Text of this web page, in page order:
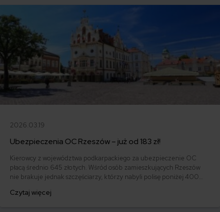
2026.03.19
Ubezpieczenia OC Rzeszów – już od 183 zł!
Kierowcy z województwa podkarpackiego za ubezpieczenie OC
płacą średnio 645 złotych. Wśród osób zamieszkujących Rzeszów
nie brakuje jednak szczęściarzy, którzy nabyli polisę poniżej 400
126p FL roku 1989. Za OC zapłacił on tylko 183 zł.
Czytaj więcej